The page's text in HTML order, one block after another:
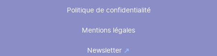
Politique de confidentialité
Mentions légales
Newsletter